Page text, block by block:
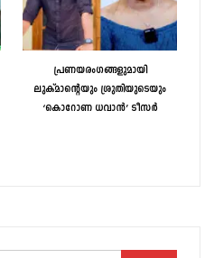
പ്രണയരംഗങ്ങളുമായി
ലുക്മാന്റെയും ശ്രുതിയുടെയും
‘കൊറോണ ധവാൻ’ ടീസർ